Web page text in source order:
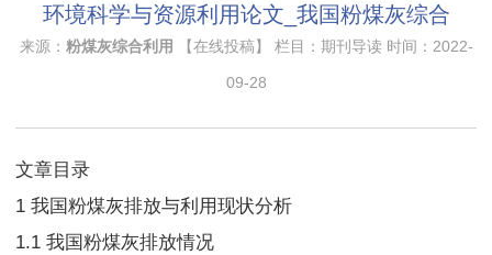
环境科学与资源利用论文_我国粉煤灰综合
来源： 粉煤灰综合利用 【在线投稿】 栏目： 期刊导读 时间：2022-
09-28
文章目录
1 我国粉煤灰排放与利用现状分析
1.1 我国粉煤灰排放情况